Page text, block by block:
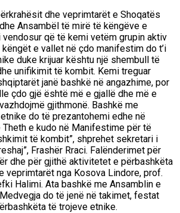
dhe veprimtarët e Shoqatës
Ansambël të mirë të këngëve e
që të kemi vetëm grupin aktiv
e vallet në çdo manifestim do t’i
duke krijuar kështu një shembull të
unifikimit të kombit. Kemi treguar
janë bashkë në angazhime, por
çdo gjë është më e gjallë dhe më e
gjithmonë. Bashkë me
do të prezantohemi edhe në
Theth e kudo në Manifestime për të
të kombit”, shprehet sekretari i
Frashër Rraci. Falënderimet për
dhe për gjithë aktivitetet e përbashkëta
veprimtarët nga Kosova Lindore, prof.
Halimi. Ata bashkë me Ansamblin e
do të jenë në takimet, festat
të trojeve etnike.